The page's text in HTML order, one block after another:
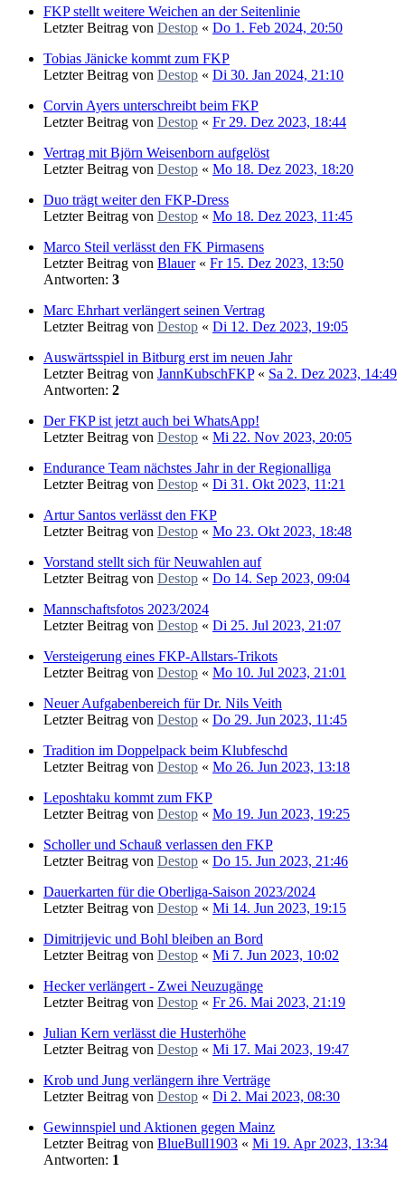
FKP stellt weitere Weichen an der Seitenlinie
Letzter Beitrag von Destop « Do 1. Feb 2024, 20:50
Tobias Jänicke kommt zum FKP
Letzter Beitrag von Destop « Di 30. Jan 2024, 21:10
Corvin Ayers unterschreibt beim FKP
Letzter Beitrag von Destop « Fr 29. Dez 2023, 18:44
Vertrag mit Björn Weisenborn aufgelöst
Letzter Beitrag von Destop « Mo 18. Dez 2023, 18:20
Duo trägt weiter den FKP-Dress
Letzter Beitrag von Destop « Mo 18. Dez 2023, 11:45
Marco Steil verlässt den FK Pirmasens
Letzter Beitrag von Blauer« Fr 15. Dez 2023, 13:50
Antworten: 3
Marc Ehrhart verlängert seinen Vertrag
Letzter Beitrag von Destop « Di 12. Dez 2023, 19:05
Auswärtsspiel in Bitburg erst im neuen Jahr
Letzter Beitrag von JannKubschFKP« Sa 2. Dez 2023, 14:49
Antworten: 2
Der FKP ist jetzt auch bei WhatsApp!
Letzter Beitrag von Destop « Mi 22. Nov 2023, 20:05
Endurance Team nächstes Jahr in der Regionalliga
Letzter Beitrag von Destop « Di 31. Okt 2023, 11:21
Artur Santos verlässt den FKP
Letzter Beitrag von Destop « Mo 23. Okt 2023, 18:48
Vorstand stellt sich für Neuwahlen auf
Letzter Beitrag von Destop « Do 14. Sep 2023, 09:04
Mannschaftsfotos 2023/2024
Letzter Beitrag von Destop « Di 25. Jul 2023, 21:07
Versteigerung eines FKP-Allstars-Trikots
Letzter Beitrag von Destop « Mo 10. Jul 2023, 21:01
Neuer Aufgabenbereich für Dr. Nils Veith
Letzter Beitrag von Destop « Do 29. Jun 2023, 11:45
Tradition im Doppelpack beim Klubfeschd
Letzter Beitrag von Destop « Mo 26. Jun 2023, 13:18
Leposhtaku kommt zum FKP
Letzter Beitrag von Destop « Mo 19. Jun 2023, 19:25
Scholler und Schauß verlassen den FKP
Letzter Beitrag von Destop « Do 15. Jun 2023, 21:46
Dauerkarten für die Oberliga-Saison 2023/2024
Letzter Beitrag von Destop « Mi 14. Jun 2023, 19:15
Dimitrijevic und Bohl bleiben an Bord
Letzter Beitrag von Destop « Mi 7. Jun 2023, 10:02
Hecker verlängert - Zwei Neuzugänge
Letzter Beitrag von Destop « Fr 26. Mai 2023, 21:19
Julian Kern verlässt die Husterhöhe
Letzter Beitrag von Destop « Mi 17. Mai 2023, 19:47
Krob und Jung verlängern ihre Verträge
Letzter Beitrag von Destop « Di 2. Mai 2023, 08:30
Gewinnspiel und Aktionen gegen Mainz
Letzter Beitrag von BlueBull1903 « Mi 19. Apr 2023, 13:34
Antworten: 1